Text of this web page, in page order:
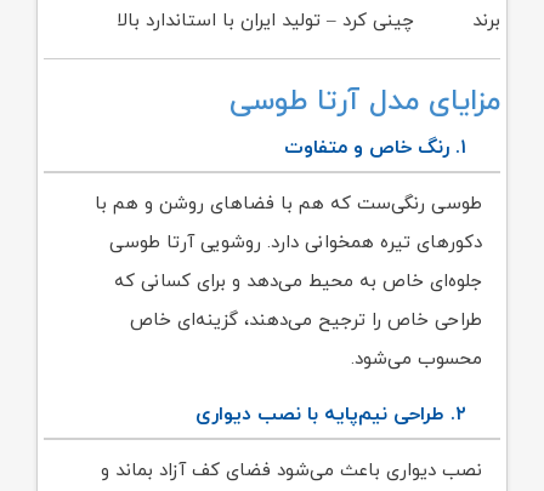
برند
چینی کرد – تولید ایران با استاندارد بالا
مزایای مدل آرتا طوسی
۱. رنگ خاص و متفاوت
طوسی رنگی‌ست که هم با فضاهای روشن و هم با
دکورهای تیره همخوانی دارد. روشویی آرتا طوسی
جلوه‌ای خاص به محیط می‌دهد و برای کسانی که
طراحی خاص را ترجیح می‌دهند، گزینه‌ای خاص
محسوب می‌شود.
۲. طراحی نیم‌پایه با نصب دیواری
نصب دیواری باعث می‌شود فضای کف آزاد بماند و